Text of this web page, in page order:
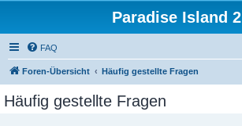
Paradise Island 2
FAQ
Foren-Übersicht Häufig gestellte Fragen
Häufig gestellte Fragen